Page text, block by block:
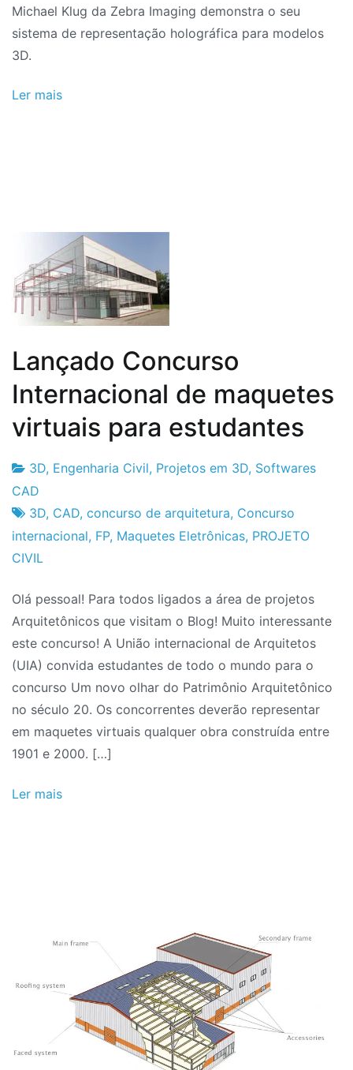
Michael Klug da Zebra Imaging demonstra o seu
sistema de representação holográfica para modelos
3D.
Ler mais
Lançado Concurso
Internacional de maquetes
virtuais para estudantes
Fabrica
do
Projeto
26
de
Fevereiro
de
3D, Engenharia Civil, Projetos em 3D, Softwares
CAD
3D, CAD, concurso de arquitetura, Concurso
internacional, FP, Maquetes Eletrônicas, PROJETO
CIVIL
Olá pessoal! Para todos ligados a área de projetos
Arquitetônicos que visitam o Blog! Muito interessante
este concurso! A União internacional de Arquitetos
(UIA) convida estudantes de todo o mundo para o
concurso Um novo olhar do Patrimônio Arquitetônico
no século 20. Os concorrentes deverão representar
em maquetes virtuais qualquer obra construída entre
1901 e 2000. […]
Ler mais